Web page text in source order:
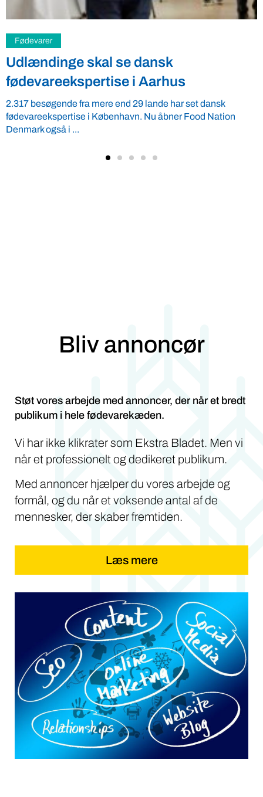
Fødevarer
Verdens Bedste på inspirationstur i
Baskerlandet
Verdens Bedste Fødevarer var med da ti nominerede til
”Basque Culinary World Prize” blev præsenteret i
Baskerlandet. Nu er vinderen ...
Bliv annoncør
Støt vores arbejde med annoncer, der når et bredt
publikum i hele fødevarekæden.
Vi har ikke klikrater som Ekstra Bladet. Men vi
når et professionelt og dedikeret publikum.
Med annoncer hjælper du vores arbejde og
formål, og du når et voksende antal af de
mennesker, der skaber fremtiden.
Læs mere